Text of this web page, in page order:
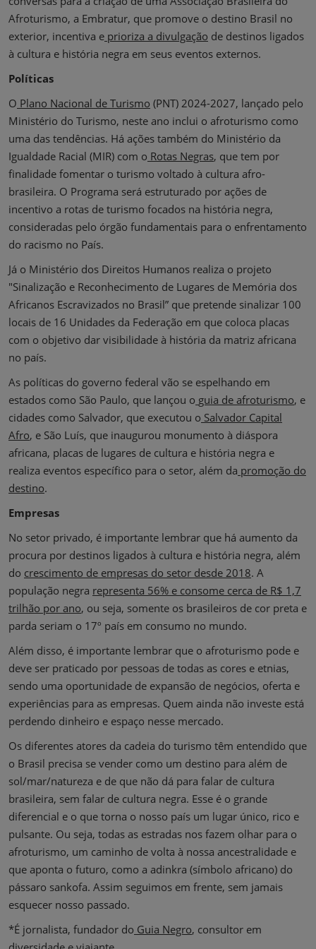
Afroturismo, a Embratur, que promove o destino Brasil no
exterior, incentiva e prioriza a divulgação de destinos ligados
à cultura e história negra em seus eventos externos.
Políticas
O Plano Nacional de Turismo (PNT) 2024-2027, lançado pelo
Ministério do Turismo, neste ano inclui o afroturismo como
uma das tendências. Há ações também do Ministério da
Igualdade Racial (MIR) com o Rotas Negras, que tem por
finalidade fomentar o turismo voltado à cultura afro-
brasileira. O Programa será estruturado por ações de
incentivo a rotas de turismo focados na história negra,
consideradas pelo órgão fundamentais para o enfrentamento
do racismo no País.
Já o Ministério dos Direitos Humanos realiza o projeto
"Sinalização e Reconhecimento de Lugares de Memória dos
Africanos Escravizados no Brasil” que pretende sinalizar 100
locais de 16 Unidades da Federação em que coloca placas
com o objetivo dar visibilidade à história da matriz africana
no país.
As políticas do governo federal vão se espelhando em
estados como São Paulo, que lançou o guia de afroturismo, e
cidades como Salvador, que executou o Salvador Capital
Afro, e São Luís, que inaugurou monumento à diáspora
africana, placas de lugares de cultura e história negra e
realiza eventos específico para o setor, além da promoção do
destino.
Empresas
No setor privado, é importante lembrar que há aumento da
procura por destinos ligados à cultura e história negra, além
do crescimento de empresas do setor desde 2018. A
população negra representa 56% e consome cerca de R$ 1,7
trilhão por ano, ou seja, somente os brasileiros de cor preta e
parda seriam o 17º país em consumo no mundo.
Além disso, é importante lembrar que o afroturismo pode e
deve ser praticado por pessoas de todas as cores e etnias,
sendo uma oportunidade de expansão de negócios, oferta e
experiências para as empresas. Quem ainda não investe está
perdendo dinheiro e espaço nesse mercado.
Os diferentes atores da cadeia do turismo têm entendido que
o Brasil precisa se vender como um destino para além de
sol/mar/natureza e de que não dá para falar de cultura
brasileira, sem falar de cultura negra. Esse é o grande
diferencial e o que torna o nosso país um lugar único, rico e
pulsante. Ou seja, todas as estradas nos fazem olhar para o
afroturismo, um caminho de volta à nossa ancestralidade e
que aponta o futuro, como a adinkra (símbolo africano) do
pássaro sankofa. Assim seguimos em frente, sem jamais
esquecer nosso passado.
*É jornalista, fundador do Guia Negro, consultor em